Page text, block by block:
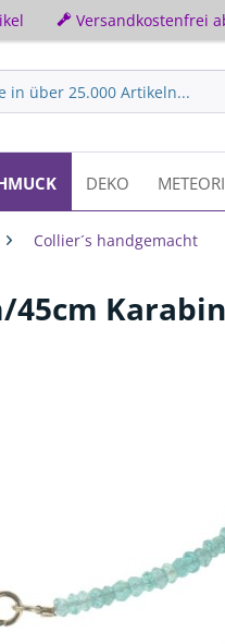
Versandkostenfrei
DEKO
Collier´s handgemacht